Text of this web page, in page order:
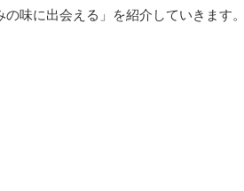
味に出会える」を紹介していきます